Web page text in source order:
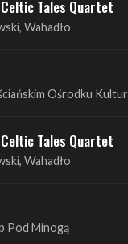
Ośrodku Kultury
Tales Quartet
Wahadło
Pod Minogą